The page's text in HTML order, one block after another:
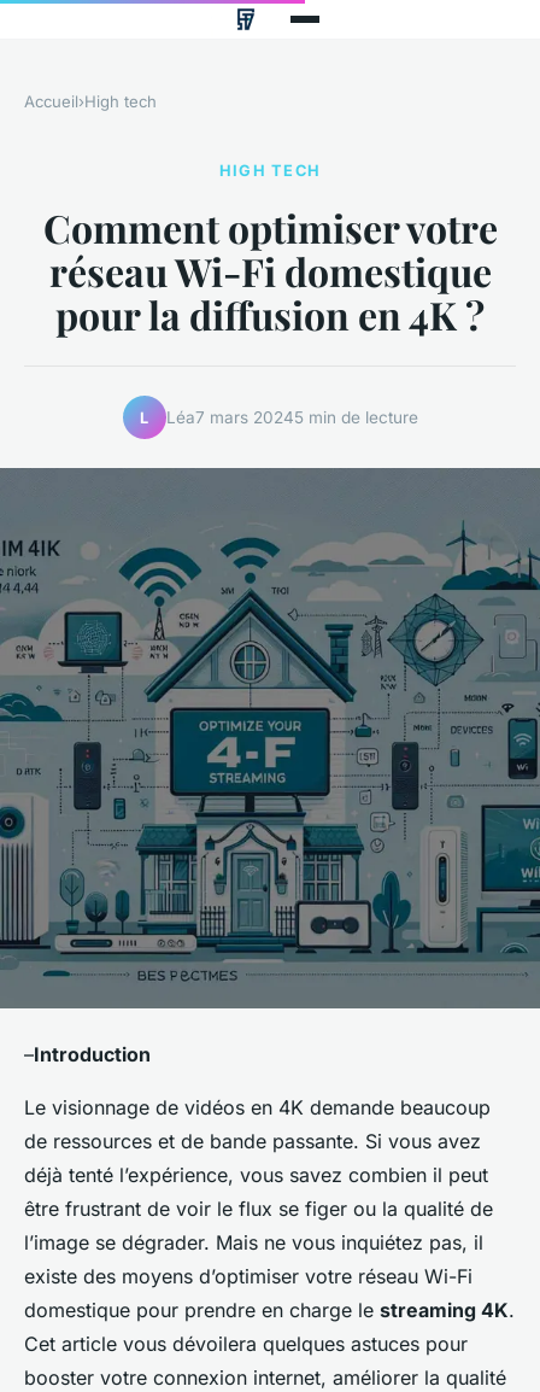
Accueil›High tech
HIGH TECH
Comment optimiser votre
réseau Wi-Fi domestique
pour la diffusion en 4K ?
L Léa7 mars 20245 min de lecture
–Introduction
Le visionnage de vidéos en 4K demande beaucoup
de ressources et de bande passante. Si vous avez
déjà tenté l’expérience, vous savez combien il peut
être frustrant de voir le flux se figer ou la qualité de
l’image se dégrader. Mais ne vous inquiétez pas, il
existe des moyens d’optimiser votre réseau Wi-Fi
domestique pour prendre en charge le streaming 4K.
Cet article vous dévoilera quelques astuces pour
booster votre connexion internet, améliorer la qualité